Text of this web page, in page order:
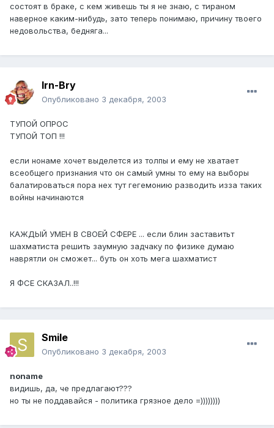
состоят в браке, с кем живешь ты я не знаю, с тираном
наверное каким-нибудь, зато теперь понимаю, причину твоего
недовольства, бедняга...
Irn-Bry
Опубликовано 3 декабря, 2003
ТУПОЙ ОПРОС
ТУПОЙ ТОП !!!
если нонаме хочет выделется из толпы и ему не хватает
всеобщего признания что он самый умны то ему на выборы
балатироваться пора нех тут гегемонию разводить изза таких
войны начинаются
КАЖДЫЙ УМЕН В СВОЕЙ СФЕРЕ ... если блин заставитьт
шахматиста решить заумную задчаку по физике думаю
наврятли он сможет... буть он хоть мега шахматист
Я ФСЕ СКАЗАЛ..!!!
Smile
Опубликовано 3 декабря, 2003
noname
видишь, да, че предлагают???
но ты не поддавайся - политика грязное дело =))))))))